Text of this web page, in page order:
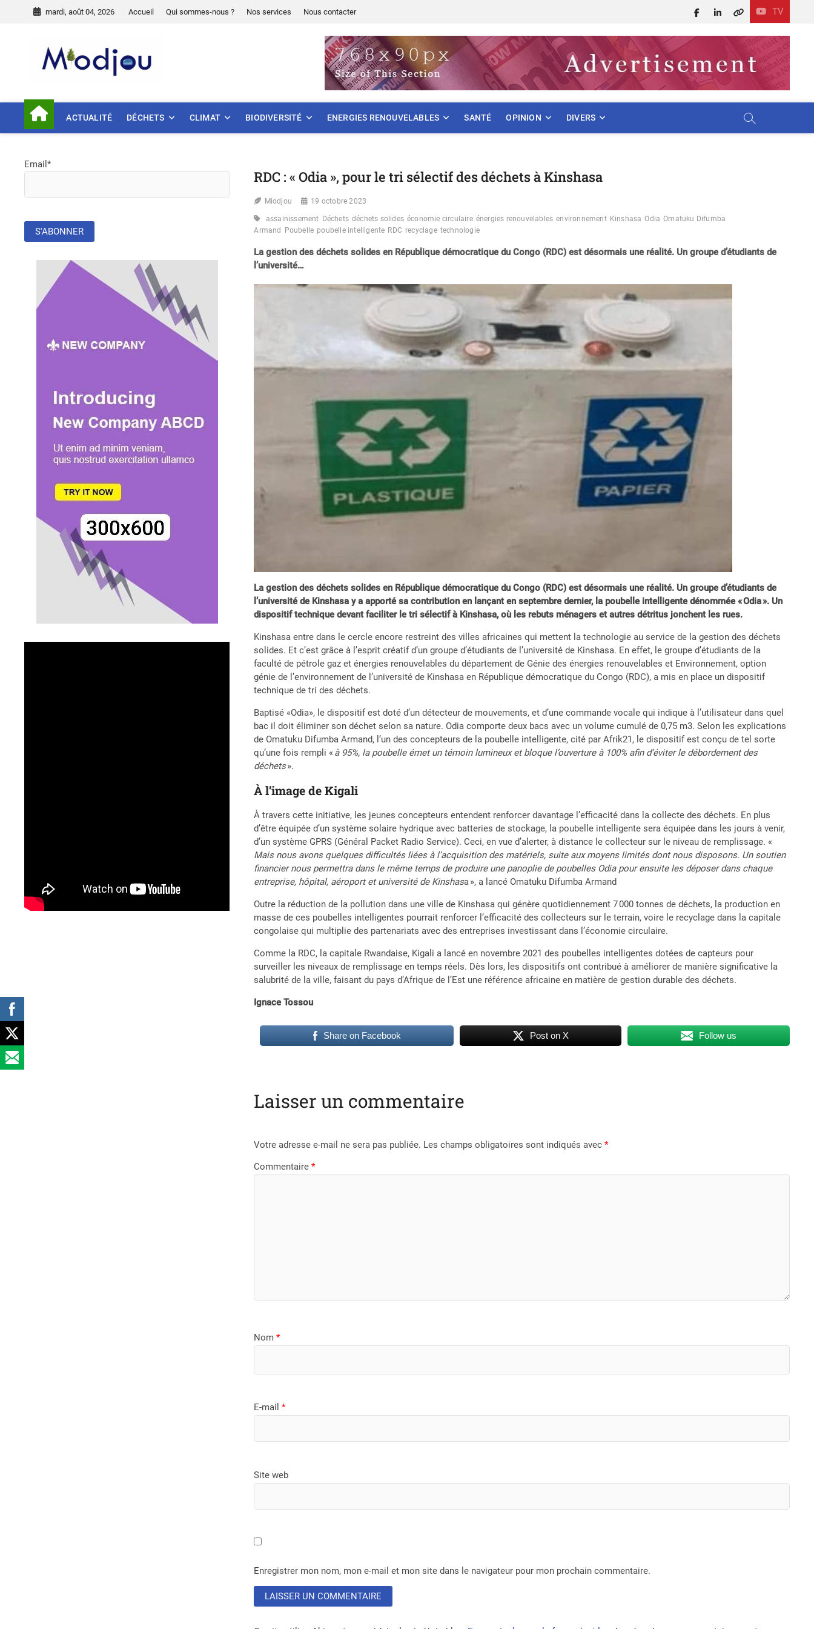
mardi, août 04, 2026 Accueil Qui sommes-nous ? Nos services Nous contacter TV
Facebook
LinkedIn
X
ACTUALITÉ DÉCHETS CLIMAT BIODIVERSITÉ ENERGIES RENOUVELABLES SANTÉ OPINION DIVERS
RDC : « Odia », pour le tri sélectif des déchets à Kinshasa
Miodjou 19 octobre 2023
assainissement Déchets déchets solides économie circulaire énergies renouvelables environnement Kinshasa Odia Omatuku Difumba
Armand Poubelle poubelle intelligente RDC recyclage technologie
La gestion des déchets solides en République démocratique du Congo (RDC) est désormais une réalité. Un groupe d’étudiants de
l’université…
La gestion des déchets solides en République démocratique du Congo (RDC) est désormais une réalité. Un groupe d’étudiants de
l’université de Kinshasa y a apporté sa contribution en lançant en septembre dernier, la poubelle intelligente dénommée « Odia ». Un
dispositif technique devant faciliter le tri sélectif à Kinshasa, où les rebuts ménagers et autres détritus jonchent les rues.
Kinshasa entre dans le cercle encore restreint des villes africaines qui mettent la technologie au service de la gestion des déchets
solides. Et c’est grâce à l’esprit créatif d’un groupe d’étudiants de l’université de Kinshasa. En effet, le groupe d’étudiants de la
faculté de pétrole gaz et énergies renouvelables du département de Génie des énergies renouvelables et Environnement, option
génie de l’environnement de l’université de Kinshasa en République démocratique du Congo (RDC), a mis en place un dispositif
technique de tri des déchets.
Baptisé «Odia», le dispositif est doté d’un détecteur de mouvements, et d’une commande vocale qui indique à l’utilisateur dans quel
bac il doit éliminer son déchet selon sa nature. Odia comporte deux bacs avec un volume cumulé de 0,75 m3. Selon les explications
de Omatuku Difumba Armand, l’un des concepteurs de la poubelle intelligente, cité par Afrik21, le dispositif est conçu de tel sorte
qu’une fois rempli « à 95%, la poubelle émet un témoin lumineux et bloque l’ouverture à 100% afin d’éviter le débordement des
déchets».
À l’image de Kigali
À travers cette initiative, les jeunes concepteurs entendent renforcer davantage l’efficacité dans la collecte des déchets. En plus
d’être équipée d’un système solaire hydrique avec batteries de stockage, la poubelle intelligente sera équipée dans les jours à venir,
d’un système GPRS (Général Packet Radio Service). Ceci, en vue d’alerter, à distance le collecteur sur le niveau de remplissage. «
Mais nous avons quelques difficultés liées à l’acquisition des matériels, suite aux moyens limités dont nous disposons. Un soutien
financier nous permettra dans le même temps de produire une panoplie de poubelles Odia pour ensuite les déposer dans chaque
entreprise, hôpital, aéroport et université de Kinshasa », a lancé Omatuku Difumba Armand
Outre la réduction de la pollution dans une ville de Kinshasa qui génère quotidiennement 7 000 tonnes de déchets, la production en
masse de ces poubelles intelligentes pourrait renforcer l’efficacité des collecteurs sur le terrain, voire le recyclage dans la capitale
congolaise qui multiplie des partenariats avec des entreprises investissant dans l’économie circulaire.
Comme la RDC, la capitale Rwandaise, Kigali a lancé en novembre 2021 des poubelles intelligentes dotées de capteurs pour
surveiller les niveaux de remplissage en temps réels. Dès lors, les dispositifs ont contribué à améliorer de manière significative la
salubrité de la ville, faisant du pays d’Afrique de l’Est une référence africaine en matière de gestion durable des déchets.
Ignace Tossou
Share on Facebook Post on X Follow us
Laisser un commentaire
Votre adresse e-mail ne sera pas publiée. Les champs obligatoires sont indiqués avec*
Commentaire*
Nom*
E-mail*
Site web
Enregistrer mon nom, mon e-mail et mon site dans le navigateur pour mon prochain commentaire.
Email*